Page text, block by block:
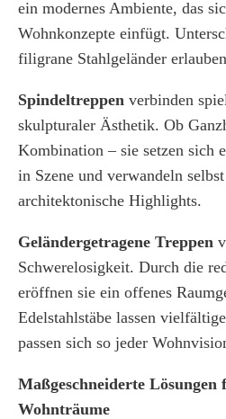
ein modernes Ambiente, das
Wohnkonzepte einfügt.
filigrane Stahlgeländer
Spindeltreppen verbinden
skulpturaler Ästhetik. Ob
Kombination – sie setzen sich
in Szene und verwandeln
architektonische Highlights.
Geländergetragene Treppen
Schwerelosigkeit. Durch die
eröffnen sie ein offenes
Edelstahlstäbe lassen
passen sich so jeder
Maßgeschneiderte
Wohnträume